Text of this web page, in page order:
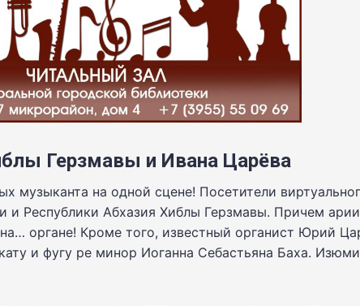
Герзмавы и Ивана Царёва
музыканта на одной сцене! Посетители
и Республики Абхазия Хиблы Герзмавы. Причем
органе! Кроме того, известный органист Юрий
и фугу ре минор Иоганна Себастьяна Баха.